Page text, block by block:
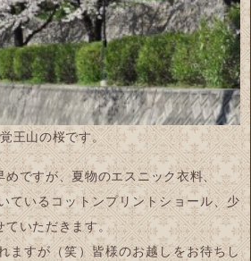
王山の桜です。
めですが、夏物のエスニック衣料、
ているコットンプリントショール、少
ていただきます。
ますが（笑）皆様のお越しをお待ちし